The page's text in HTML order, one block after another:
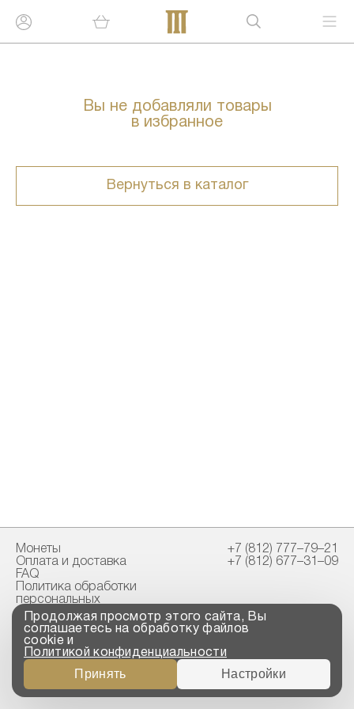
Вы не добавляли товары
в избранное
Вернуться в каталог
Монеты
Оплата и доставка
FAQ
Политика обработки
персональных
данных
Свидетельство
пробирной палаты
+7 (812) 777–79–21
+7 (812) 677–31–09
Copyright © 2023-2026
“ООО ТРОЙСКИЙ
СТАНДАРТ”
Продолжая просмотр этого сайта, Вы
соглашаетесь на обработку файлов
cookie и
Политикой конфиденциальности
Принять Настройки